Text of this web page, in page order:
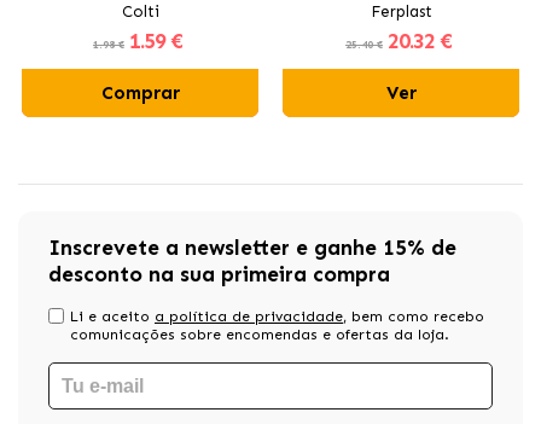
Colti
1.98 € 1.59 €
Comprar
Ferplast
25.40 € 20.32 €
Ver
Inscrevete a newsletter e ganhe 15% de
desconto na sua primeira compra
Li e aceito a política de privacidade, bem como recebo
comunicações sobre encomendas e ofertas da loja.